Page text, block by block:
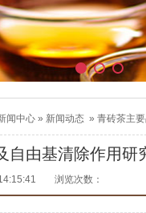
闻中心 » 新闻动态 » 青砖茶主
自由基清除作用研
浏览次数：